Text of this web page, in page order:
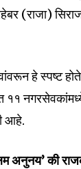
(राजा)
हे स्पष्ट
११
आहे.
अनुनय’ की